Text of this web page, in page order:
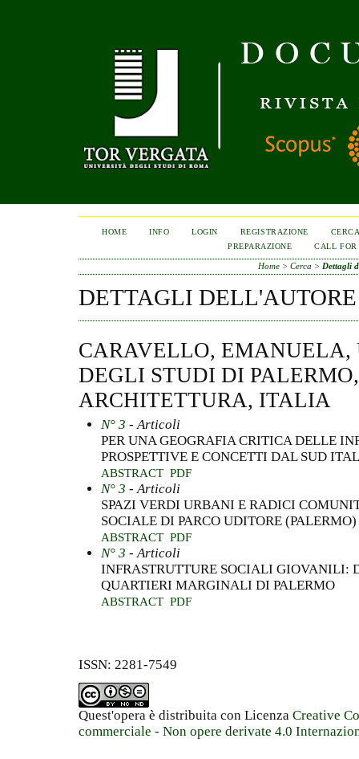
HOME INFO LOGIN REGISTRAZIONE
PREPARAZIONE
CALL FOR
Home> Cerca > Dettagli
DETTAGLI DELL'AUTORE
CARAVELLO, EMANUELA,
DEGLI STUDI DI
ARCHITETTURA, ITALIA
N° 3 - Articoli
PER UNA GEOGRAFIA CRITICA DELLE
PROSPETTIVE E CONCETTI DAL SUD
ABSTRACT PDF
N° 3 - Articoli
SPAZI VERDI URBANI E RADICI
SOCIALE DI PARCO UDITORE (PALERMO)
ABSTRACT PDF
N° 3 - Articoli
INFRASTRUTTURE SOCIALI GIOVANILI:
QUARTIERI MARGINALI DI PALERMO
ABSTRACT PDF
ISSN: 2281-7549
Quest'opera è distribuita con Licenza Creative
commerciale - Non opere derivate 4.0